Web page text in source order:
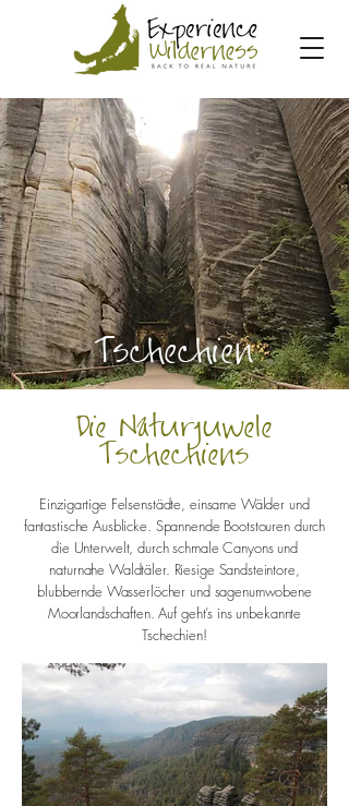
Tschechien
Die Naturjuwele
Tschechiens
Einzigartige Felsenstädte, einsame Wälder und
fantastische Ausblicke. Spannende Bootstouren durch
die Unterwelt, durch schmale Canyons und
naturnahe Waldtäler. Riesige Sandsteintore,
blubbernde Wasserlöcher und sagenumwobene
Moorlandschaften. Auf geht’s ins unbekannte
Tschechien!